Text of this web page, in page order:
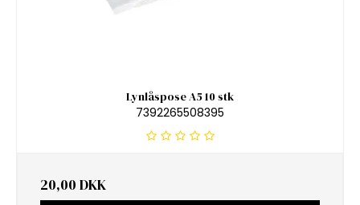
Lynlåspose A5 10 stk
7392265508395
20,00 DKK